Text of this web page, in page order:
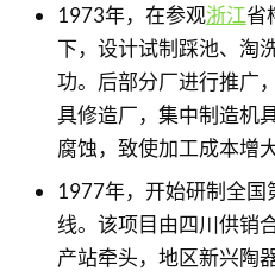
1973年，在参观浙江省
下，设计试制踩池、淘
功。后部分厂进行推广
具修造厂，集中制造机
腐蚀，致使加工成本增
1977年，开始研制全国
线。该项目由四川供销
产站牵头，地区新兴陶